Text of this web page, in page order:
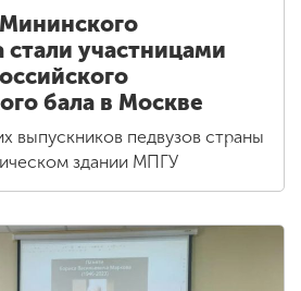
стали участницами
бала в Москве
выпускников педвузов страны
здании МПГУ